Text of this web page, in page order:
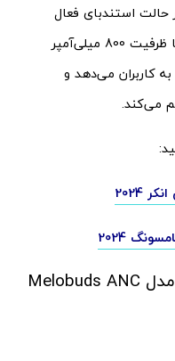
و تا 55 ساعت در حالت استندبای فعال
می‌ماند. کیس شارژ این محصول نیز با ظرفیت 800 میلی‌آمپر
کاربران می‌دهد و
می‌کند.
2024
2024
هدفون بی‌سیم کیو سی وای مدل Melobuds ANC